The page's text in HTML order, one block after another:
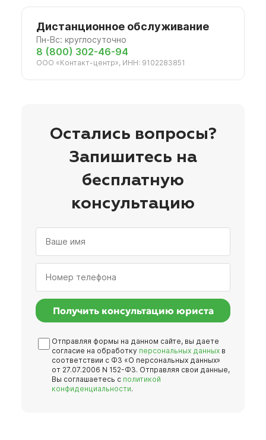
Дистанционное обслуживание
Пн-Вс: круглосуточно
8 (800) 302-46-94
ООО «Контакт-центр», ИНН: 9102283851
Остались вопросы?
Запишитесь на
бесплатную
консультацию
Получить консультацию юриста
Отправляя формы на данном сайте, вы даете
согласие на обработку персональных данных в
соответствии с ФЗ «О персональных данных»
от 27.07.2006 N 152-ФЗ. Отправляя свои данные,
Вы соглашаетесь с политикой
конфиденциальности.